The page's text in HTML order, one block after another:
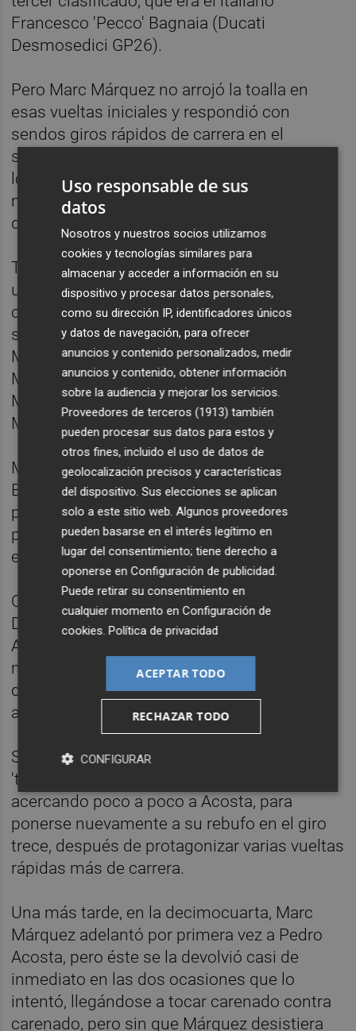
Francesco 'Pecco' Bagnaia (Ducati
Desmosedici GP26).
Pero Marc Márquez no arrojó la toalla en
esas vueltas iniciales y respondió con
sendos giros rápidos de carrera en el
séptimo, octavo y noveno de los veintiséis a
los que estaba prevista la prueba, que le
mantenían a menos de un segundo de
distancia de su rival.
Tras el dúo de cabeza, Bagnaia se instaló en
una cómoda tercera posición, con un
cuarteto perseguidor a más de cuatro
segundos y formado por el australiano Jack
Miller (Yamaha YZR M 1 V4), el italiano Luca
Marini (Honda RC 213 V), el brasileño Diogo
Moreira (Honda RC 213 V) y el español Joan
Mir (Honda RC 213 V).
Mir tuvo un 'toque' con el italiano Enea
Bastianini (KTM RC 16), por el que éste fue
penalizado con una 'vuelta larga' de sanción,
pero que le hizo perder algo de terreno al
español.
Otro español, Iker Lecuona (Ducati
Desmosedici GP26), sustituto del lesionado
Alex Márquez, rodaba por entonces en una
más que meritoria novena plaza, por detrás
del japonés Ai Ogura (Aprilia RS-GP), pero
acercándose ambos al grupo de delante.
Sin perder los nervios pero tampoco la
'tensión' de la carrera, Marc Márquez se fue
acercando poco a poco a Acosta, para
ponerse nuevamente a su rebufo en el giro
trece, después de protagonizar varias vueltas
rápidas más de carrera.
Una más tarde, en la decimocuarta, Marc
Márquez adelantó por primera vez a Pedro
Acosta, pero éste se la devolvió casi de
inmediato en las dos ocasiones que lo
intentó, llegándose a tocar carenado contra
carenado, pero sin que Márquez desistiera
Uso responsable de sus
datos
Nosotros y nuestros socios utilizamos
cookies y tecnologías similares para
almacenar y acceder a información en su
dispositivo y procesar datos personales,
como su dirección IP, identificadores únicos
y datos de navegación, para ofrecer
anuncios y contenido personalizados, medir
anuncios y contenido, obtener información
sobre la audiencia y mejorar los servicios.
Proveedores de terceros (1913) también
pueden procesar sus datos para estos y
otros fines, incluido el uso de datos de
geolocalización precisos y características
del dispositivo. Sus elecciones se aplican
solo a este sitio web. Algunos proveedores
pueden basarse en el interés legítimo en
lugar del consentimiento; tiene derecho a
oponerse enConfiguración de publicidad.
Puede retirar su consentimiento en
cualquier momento enConfiguración de
cookies.Política de privacidad
ACEPTAR TODO
RECHAZAR TODO
CONFIGURAR